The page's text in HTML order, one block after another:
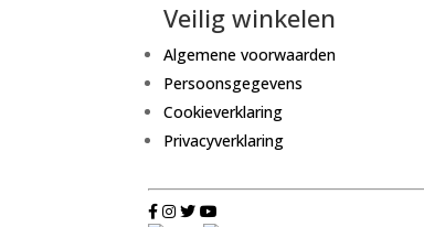
Veilig winkelen
Algemene voorwaarden
Persoonsgegevens
Cookieverklaring
Privacyverklaring